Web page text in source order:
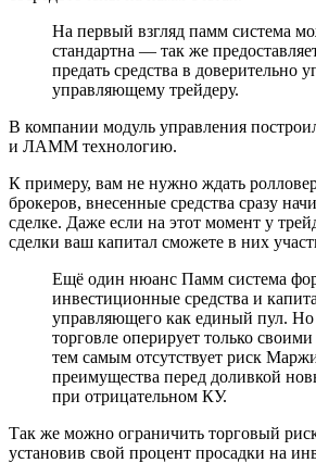
На первый взгляд памм система
стандартна — так же
предать средства в доверительно
управляющему трейдеру.
В компании модуль управления
и ЛАММ технологию.
К примеру, вам не нужно ждать
брокеров, внесенные средства сразу
сделке. Даже если на этот момент у
сделки ваш капитал сможете в них
Ещё один нюанс Памм система
инвестиционные средства и
управляющего как единый пул. Но
торговле оперирует только
тем самым отсутствует риск
преимущества перед доливкой
при отрицательном КУ.
Так же можно ограничить торговый
установив свой процент просадки на